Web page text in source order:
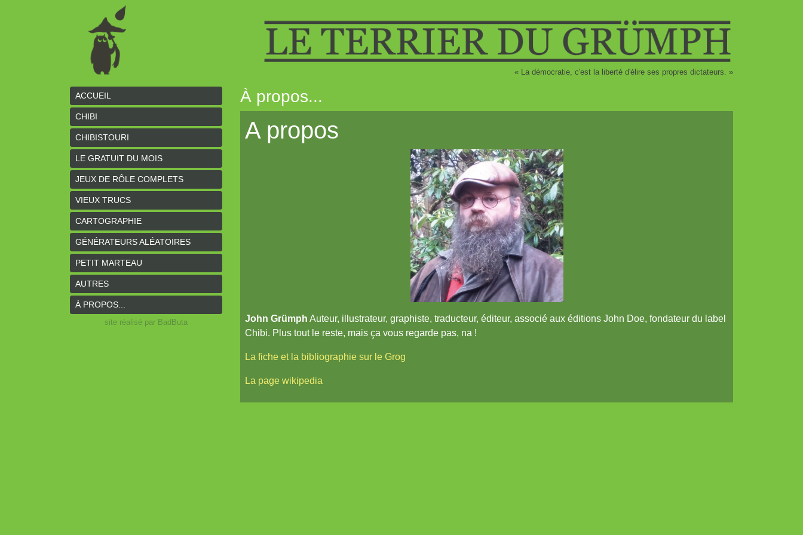
« La démocratie, c'est la liberté d'élire ses propres dictateurs. »
ACCUEIL
CHIBI
CHIBISTOURI
LE GRATUIT DU MOIS
JEUX DE RÔLE COMPLETS
VIEUX TRUCS
CARTOGRAPHIE
GÉNÉRATEURS ALÉATOIRES
PETIT MARTEAU
AUTRES
À PROPOS...
site réalisé par BadButa
À propos...
A propos
John Grümph Auteur, illustrateur, graphiste, traducteur, éditeur, associé aux éditions John Doe, fondateur du label
Chibi. Plus tout le reste, mais ça vous regarde pas, na !
La fiche et la bibliographie sur le Grog
La page wikipedia